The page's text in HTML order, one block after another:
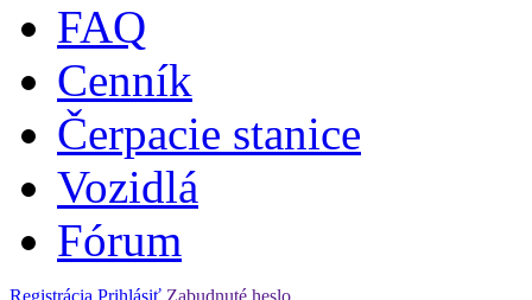
FAQ
Cenník
Čerpacie stanice
Vozidlá
Fórum
Registrácia Prihlásiť Zabudnuté heslo